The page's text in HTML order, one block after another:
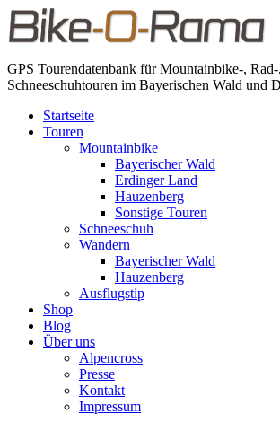
GPS Tourendatenbank für Mountainbike-,
Schneeschuhtouren im Bayerischen Wald und
Startseite
Touren
Mountainbike
Bayerischer Wald
Erdinger Land
Hauzenberg
Sonstige Touren
Schneeschuh
Wandern
Bayerischer Wald
Hauzenberg
Ausflugstip
Shop
Blog
Über uns
Alpencross
Presse
Kontakt
Impressum